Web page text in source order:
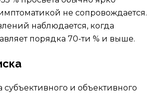
не сопровождается.
наблюдается, когда
порядка 70-ти % и выше.
субъективного и объективного